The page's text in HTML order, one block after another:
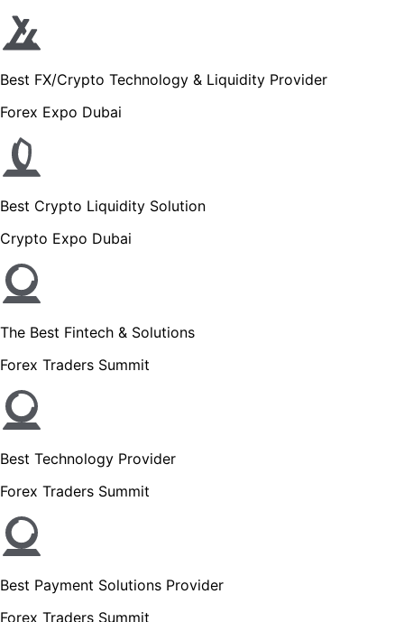
Best FX/Crypto Technology & Liquidity Provider
Forex Expo Dubai
Best Crypto Liquidity Solution
Crypto Expo Dubai
The Best Fintech & Solutions
Forex Traders Summit
Best Technology Provider
Forex Traders Summit
Best Payment Solutions Provider
Forex Traders Summit